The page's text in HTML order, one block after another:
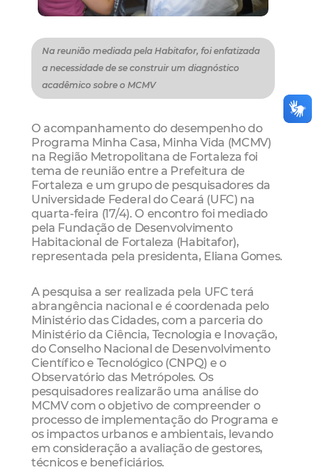
Na reunião mediada pela Habitafor, foi enfatizada
a necessidade de se construir um diagnóstico
acadêmico sobre o MCMV
O acompanhamento do desempenho do
Programa Minha Casa, Minha Vida (MCMV)
na Região Metropolitana de Fortaleza foi
tema de reunião entre a Prefeitura de
Fortaleza e um grupo de pesquisadores da
Universidade Federal do Ceará (UFC) na
quarta-feira (17/4). O encontro foi mediado
pela Fundação de Desenvolvimento
Habitacional de Fortaleza (Habitafor),
representada pela presidenta, Eliana Gomes.
A pesquisa a ser realizada pela UFC terá
abrangência nacional e é coordenada pelo
Ministério das Cidades, com a parceria do
Ministério da Ciência, Tecnologia e Inovação,
do Conselho Nacional de Desenvolvimento
Científico e Tecnológico (CNPQ) e o
Observatório das Metrópoles. Os
pesquisadores realizarão uma análise do
MCMV com o objetivo de compreender o
processo de implementação do Programa e
os impactos urbanos e ambientais, levando
em consideração a avaliação de gestores,
técnicos e beneficiários.